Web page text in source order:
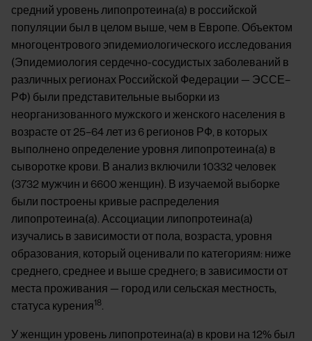
средний уровень липопротеина(a) в российской
популяции был в целом выше, чем в Европе. Объектом
многоцентрового эпидемиологического исследования
(Эпидемиология сердечно-сосудистых заболеваний в
различных регионах Российской Федерации — ЭССЕ–
РФ) были представительные выборки из
неорганизованного мужского и женского населения в
возрасте от 25–64 лет из 6 регионов РФ, в которых
выполнено определение уровня липопротеина(a) в
сыворотке крови. В анализ включили 10332 человек
(3732 мужчин и 6600 женщин). В изучаемой выборке
были построены кривые распределения
липопротеина(a). Ассоциации липопротеина(a)
изучались в зависимости от пола, возраста, уровня
образования, который оценивали по категориям: ниже
среднего, среднее и выше среднего; в зависимости от
места проживания — город или сельская местность,
статуса курения18.
У женщин уровень липопротеина(a) в крови на 12% был